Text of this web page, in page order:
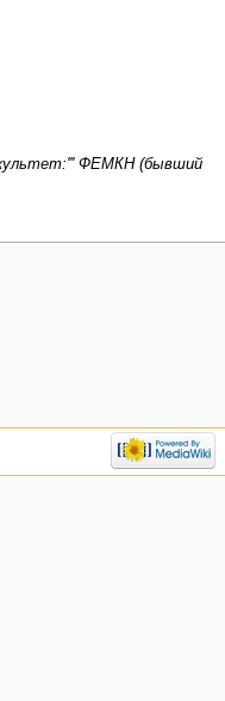
ФЕМКН (бывший